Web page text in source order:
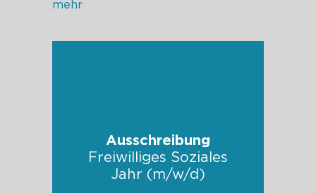
mehr
Ausschreibung
Freiwilliges Soziales
Jahr (m/w/d)